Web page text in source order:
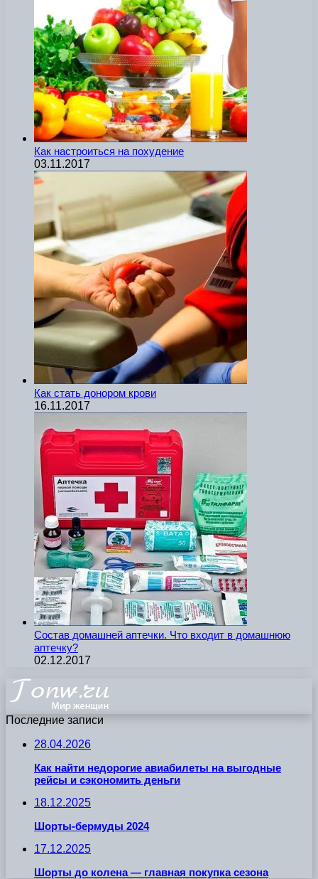
Как настроиться на похудение
03.11.2017
Как стать донором крови
16.11.2017
Состав домашней аптечки. Что входит в домашнюю
аптечку?
02.12.2017
Последние записи
28.04.2026
Как найти недорогие авиабилеты на выгодные
рейсы и сэкономить деньги
18.12.2025
Шорты-бермуды 2024
17.12.2025
Шорты до колена — главная покупка сезона